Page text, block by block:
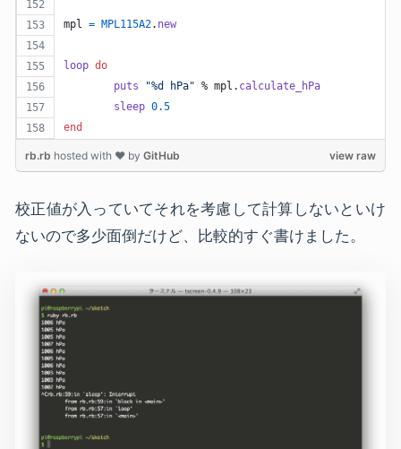
mpl = MPL115A2. new
loop do
puts
"%d hPa" % mpl . calculate_hPa
sleep 0.5
end
view raw
rb.rb hosted with ❤ by GitHub
校正値が入っていてそれを考慮して計算しないといけ
ないので多少面倒だけど、比較的すぐ書けました。